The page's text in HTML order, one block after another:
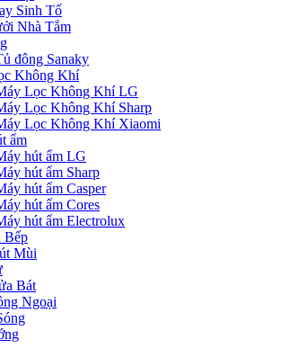
Sinh Tố
Nhà Tắm
đông Sanaky
Không Khí
Lọc Không Khí LG
Lọc Không Khí Sharp
Lọc Không Khí Xiaomi
ẩm
hút ẩm LG
hút ẩm Sharp
hút ẩm Casper
hút ẩm Cores
hút ẩm Electrolux
Bếp
Mùi
Bát
Ngoại